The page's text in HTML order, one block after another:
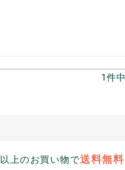
1件中
以上のお買い物で送料無料